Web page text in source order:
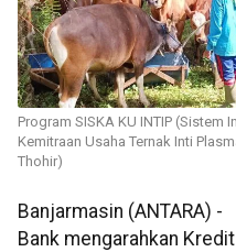
Program SISKA KU INTIP
Kemitraan Usaha Ternak Inti
Thohir)
Banjarmasin (ANTARA) -
Bank mengarahkan